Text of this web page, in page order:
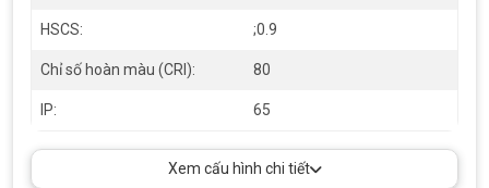
ĐẠT CHUẨN BẢO VỆ QUỐC TẾ
HSCS: ;0.9
Chỉ số hoàn màu (CRI): 80
IP: 65
Xem cấu hình chi tiết